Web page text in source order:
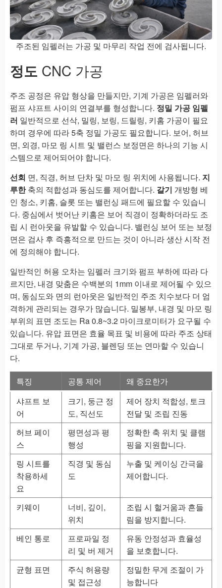
주조된 임펠러는 가공 및 마무리 작업 전에 검사됩니다.
정도 CNC 가공
주조 공정은 유압 형상을 만들지만, 기계 가공은 임펠러와
펌프 샤프트 사이의 연결부를 형성합니다. 정밀 가공 임펠
러 일반적으로 선삭, 밀링, 보링, 드릴링, 키홈 가공이 필요
하며 경우에 따라 5축 정밀 가공도 필요합니다. 보어, 허브
면, 외경, 마모 링 시트 및 밸런스 보정면은 하나의 기능 시
스템으로 제어되어야 합니다.
선회 면, 직경, 허브 단차 및 마모 링 위치에 사용됩니다. 지
루한축의 적합성과 동심도를 제어합니다. 갈기 개방형 베
인 청소, 키홈, 슬롯 또는 밸런싱 패드에 필요할 수 있습니
다. 중심에서 벗어난 키홈은 보어 직경이 정확하더라도 조
립 시 런아웃을 유발할 수 있습니다. 밸런싱 보어 또는 보정
면은 검사 후 즉흥적으로 만드는 것이 아니라 생산 시작 전
에 정의해야 합니다.
일반적인 허용 오차는 임펠러 크기와 펌프 부하에 따라 다
르지만, 내경 맞춤은 수백분의 1mm 이내로 제어될 수 있으
며, 동심도와 면의 런아웃은 일반적인 주조 치수보다 더 엄
격하게 관리되는 경우가 많습니다. 밀봉부, 내경 및 마모 링
부위의 표면 조도는 Ra 0.8~3.2 마이크로미터가 요구될 수
있습니다. 유압 표면은 효율 목표 및 비용에 따라 주조 상태
그대로 두거나, 기계 가공, 블렌딩 또는 연마할 수 있습니
다.
특징 공통 제어
왜 중요한가
샤프트 보
어
크기, 둥근 정
도, 직선도
제어 장치 적합성, 토크
전달 및 조립 진동
허브 페이
스
평면성과 평
행성
정확한 축 위치 및 클램
핑을 지원합니다.
링 시트를
착용하세
요
직경 및 동심
도
누출 및 케이싱 간극을
제어합니다.
키웨이
너비, 깊이,
위치
조립 시 헐거움과 흔들
림을 방지합니다.
베인 통로
프로파일 정
리 및 버 제거
유동 안정성과 효율성
을 보호합니다.
균형 표면
주식 허용량
및 접근성
정밀한 무게 조절이 가
능합니다